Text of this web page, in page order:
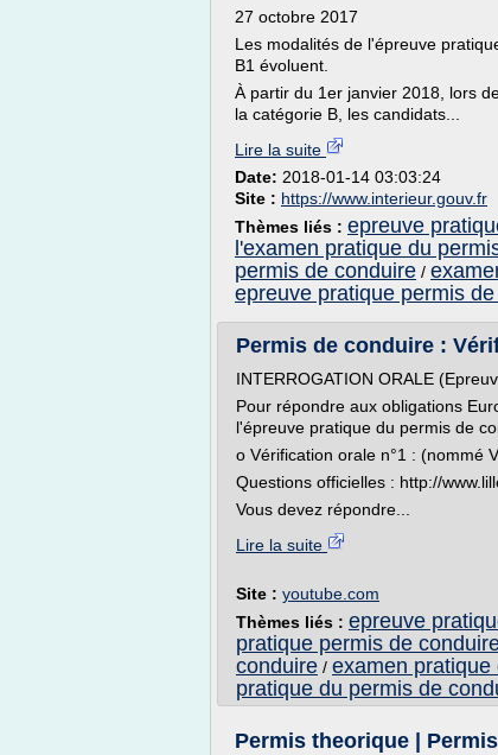
27 octobre 2017
Les modalités de l'épreuve
B1 évoluent.
À partir du 1er janvier 2018, lors
la catégorie B, les candidats...
Lire la suite
Date: 2018-01-14 03:03:24
Site : https://www.interieur.gouv.fr
Thèmes liés : epreuve
l'examen pratique du
permis de conduire /
epreuve pratique permis
Permis de conduire :
INTERROGATION ORALE
Pour répondre aux obligations
l'épreuve pratique du permis de
o Vérification orale n°1 : (nommé
Questions officielles : http://
Vous devez répondre...
Lire la suite
Site : youtube.com
Thèmes liés : epreuve
pratique permis de
conduire / examen
pratique du permis de
Permis theorique |